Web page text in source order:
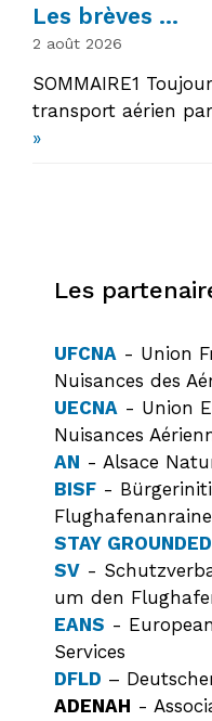
Les brèves …
2 août 2026
SOMMAIRE1
transport aérien
»
Les
UFCNA - Union
Nuisances des
UECNA - Union
Nuisances
AN - Alsace
BISF -
STAY GROUNDED
SV -
um den
EANS -
Services
DFLD –
ADENAH -